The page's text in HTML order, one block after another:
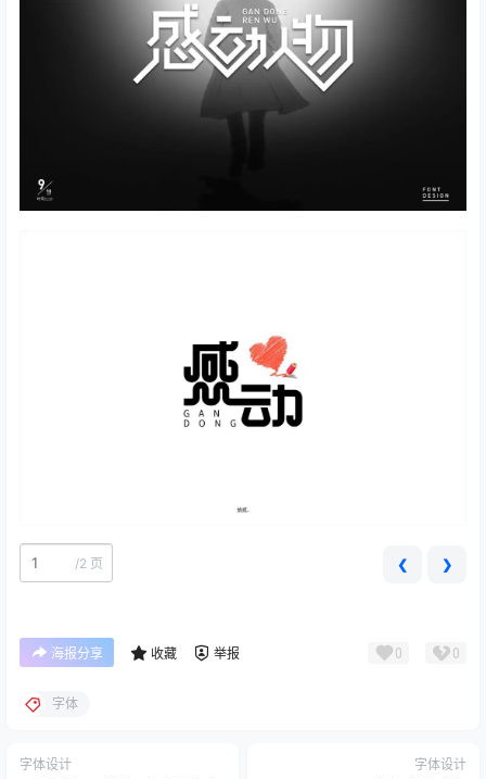
/2 页 ❮ ❯
海报分享 收藏 举报 0 0
字体
字体设计 字体设计